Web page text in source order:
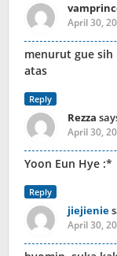
April 30,
menurut gue sih
atas
Reply
Rezza
April 30,
Yoon Eun Hye :*
Reply
jiejienie
April 30,